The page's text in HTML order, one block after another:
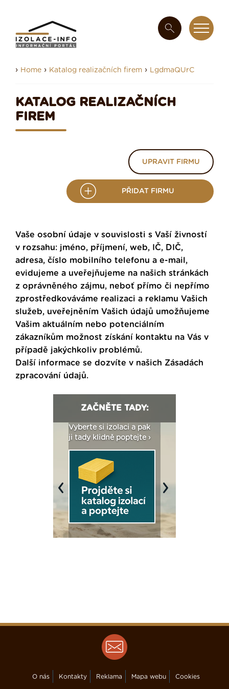
› Home › Katalog realizačních firem › LgdmaQUrC
KATALOG REALIZAČNÍCH
FIREM
UPRAVIT FIRMU
PŘIDAT FIRMU
Vaše osobní údaje v souvislosti s Vaší živností
v rozsahu: jméno, příjmení, web, IČ, DIČ,
adresa, číslo mobilního telefonu a e-mail,
evidujeme a uveřejňujeme na našich stránkách
z oprávněného zájmu, neboť přímo či nepřímo
zprostředkováváme realizaci a reklamu Vašich
služeb, uveřejněním Vašich údajů umožňujeme
Vašim aktuálním nebo potenciálním
zákazníkům možnost získání kontaktu na Vás v
případě jakýchkoliv problémů.
Další informace se dozvíte v našich Zásadách
zpracování údajů.
ZAČNĚTE TADY:
Vyberte si izolaci a pak
ji tady klidně poptejte ›
Previous Next
O nás Kontakty Reklama Mapa webu Cookies